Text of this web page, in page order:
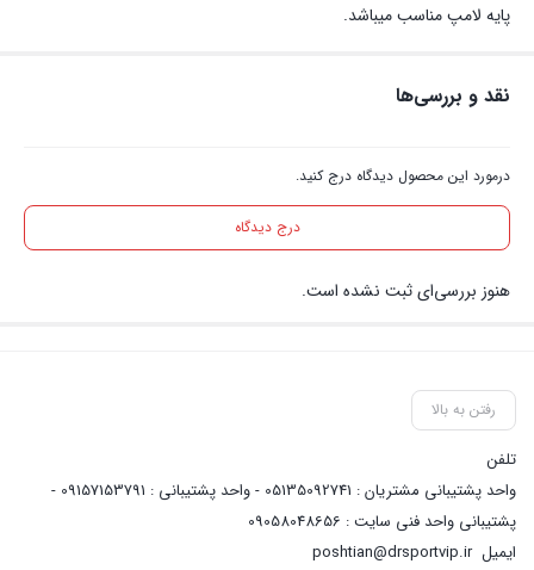
پایه لامپ مناسب میباشد.
نقد و بررسی‌ها
درمورد این محصول دیدگاه درج کنید.
درج دیدگاه
هنوز بررسی‌ای ثبت نشده است.
رفتن به بالا
تلفن
واحد پشتیبانی مشتریان : 05135092741 - واحد پشتیبانی : 09157153791 -
پشتیبانی واحد فنی سایت : 09058048656
ایمیلposhtian@drsportvip.ir